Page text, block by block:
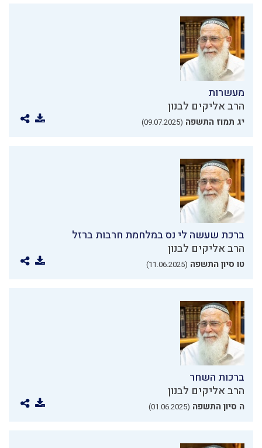
מעשרות
הרב אליקים לבנון
יג תמוז התשפה (09.07.2025)
ברכת שעשה לי נס במלחמת חרבות ברזל
הרב אליקים לבנון
טו סיון התשפה (11.06.2025)
ברכות השחר
הרב אליקים לבנון
ה סיון התשפה (01.06.2025)